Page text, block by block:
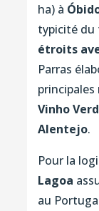
ha) à
typicité du
étroits
Parras
Vinho
Alentejo.
Pour la
Lagoa
au